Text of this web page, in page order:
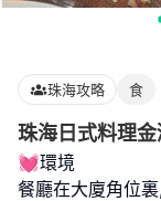
珠海攻略 食
珠海日式料理
💓環境
餐廳在大廈角位